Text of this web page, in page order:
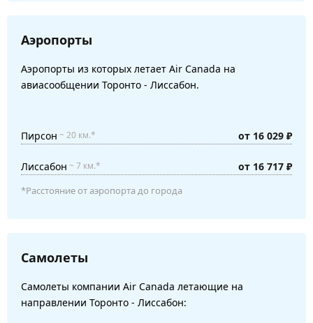
Аэропорты
Аэропорты из которых летает Air Canada на
авиасообщении Торонто - Лиссабон.
Пирсон ~ 20 км.* от 16 029 ₽
Лиссабон ~ 7 км.* от 16 717 ₽
*Расстояние от аэропорта до города
Самолеты
Самолеты компании Air Canada летающие на
направлении Торонто - Лиссабон: